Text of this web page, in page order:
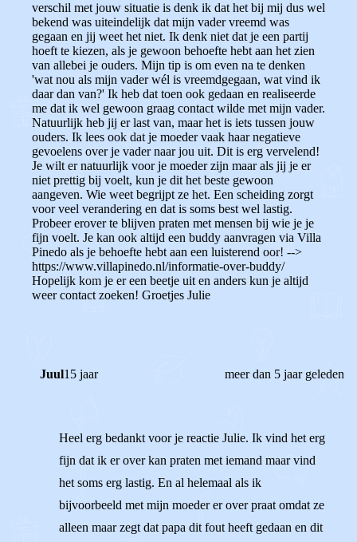
verschil met jouw situatie is denk ik dat het bij mij dus wel
bekend was uiteindelijk dat mijn vader vreemd was
gegaan en jij weet het niet. Ik denk niet dat je een partij
hoeft te kiezen, als je gewoon behoefte hebt aan het zien
van allebei je ouders. Mijn tip is om even na te denken
'wat nou als mijn vader wél is vreemdgegaan, wat vind ik
daar dan van?' Ik heb dat toen ook gedaan en realiseerde
me dat ik wel gewoon graag contact wilde met mijn vader.
Natuurlijk heb jij er last van, maar het is iets tussen jouw
ouders. Ik lees ook dat je moeder vaak haar negatieve
gevoelens over je vader naar jou uit. Dit is erg vervelend!
Je wilt er natuurlijk voor je moeder zijn maar als jij je er
niet prettig bij voelt, kun je dit het beste gewoon
aangeven. Wie weet begrijpt ze het. Een scheiding zorgt
voor veel verandering en dat is soms best wel lastig.
Probeer erover te blijven praten met mensen bij wie je je
fijn voelt. Je kan ook altijd een buddy aanvragen via Villa
Pinedo als je behoefte hebt aan een luisterend oor! -->
https://www.villapinedo.nl/informatie-over-buddy/
Hopelijk kom je er een beetje uit en anders kun je altijd
weer contact zoeken! Groetjes Julie
Juul15 jaar meer dan 5 jaar geleden
Heel erg bedankt voor je reactie Julie. Ik vind het erg
fijn dat ik er over kan praten met iemand maar vind
het soms erg lastig. En al helemaal als ik
bijvoorbeeld met mijn moeder er over praat omdat ze
alleen maar zegt dat papa dit fout heeft gedaan en dit